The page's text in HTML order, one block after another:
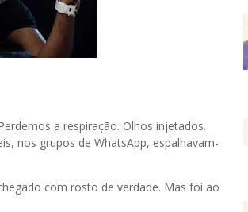
a respiração. Olhos injetados.
nos grupos de WhatsApp, espalhavam-
com rosto de verdade. Mas foi ao